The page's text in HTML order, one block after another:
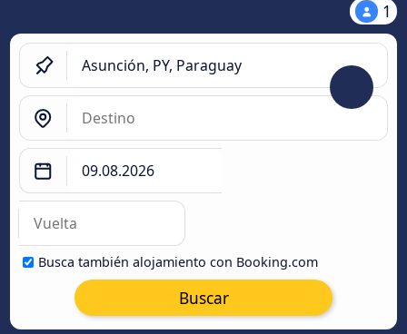
1
Busca también alojamiento con Booking.com
Buscar